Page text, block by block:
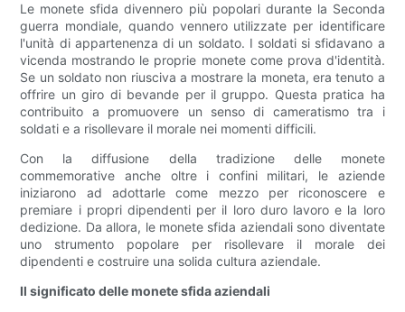
Le monete sfida divennero più popolari durante la Seconda
guerra mondiale, quando vennero utilizzate per identificare
l'unità di appartenenza di un soldato. I soldati si sfidavano a
vicenda mostrando le proprie monete come prova d'identità.
Se un soldato non riusciva a mostrare la moneta, era tenuto a
offrire un giro di bevande per il gruppo. Questa pratica ha
contribuito a promuovere un senso di cameratismo tra i
soldati e a risollevare il morale nei momenti difficili.
Con la diffusione della tradizione delle monete
commemorative anche oltre i confini militari, le aziende
iniziarono ad adottarle come mezzo per riconoscere e
premiare i propri dipendenti per il loro duro lavoro e la loro
dedizione. Da allora, le monete sfida aziendali sono diventate
uno strumento popolare per risollevare il morale dei
dipendenti e costruire una solida cultura aziendale.
Il significato delle monete sfida aziendali